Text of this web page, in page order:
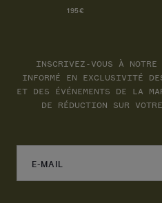
195€
INSCRIVEZ-VOUS À NOTRE
INFORMÉ EN EXCLUSIVITÉ
ET DES ÉVÉNEMENTS DE LA
DE RÉDUCTION SUR
E-MAIL